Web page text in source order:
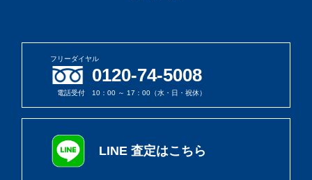
フリーダイヤル
0120-74-5008
電話受付 10：00 ～ 17：00（水・日・祝休）
LINE 査定はこちら